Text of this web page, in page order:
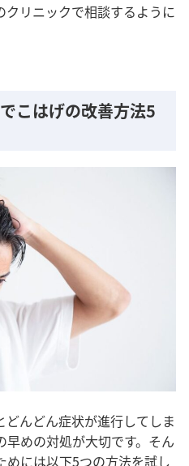
リニックで相談するように
こはげの改善方法5
んどん症状が進行してしま
めの対処が大切です。そん
めには以下5つの方法を試し